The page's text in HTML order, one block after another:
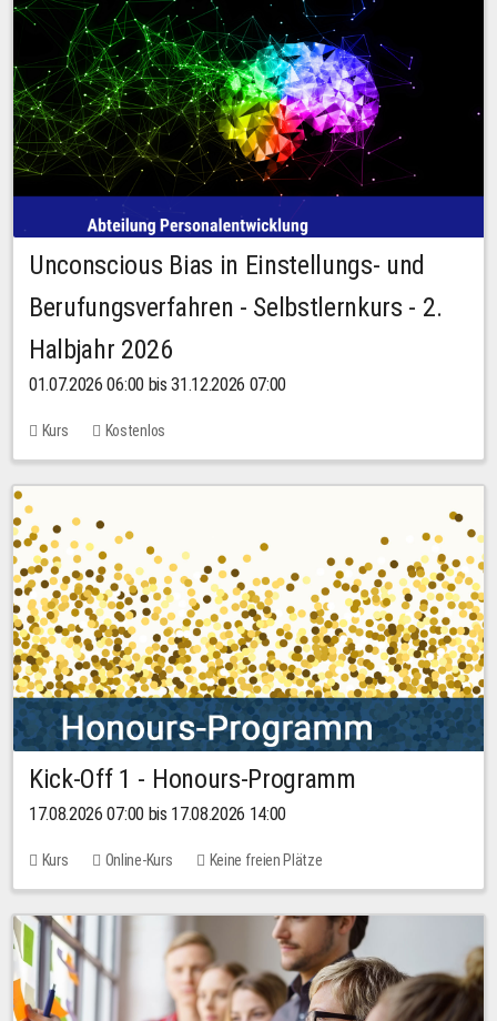
Unconscious Bias in Einstellungs- und
Berufungsverfahren - Selbstlernkurs - 2.
Halbjahr 2026
01.07.2026 06:00 bis 31.12.2026 07:00
Kurs Kostenlos
Kick-Off 1 - Honours-Programm
17.08.2026 07:00 bis 17.08.2026 14:00
Kurs Online-Kurs Keine freien Plätze